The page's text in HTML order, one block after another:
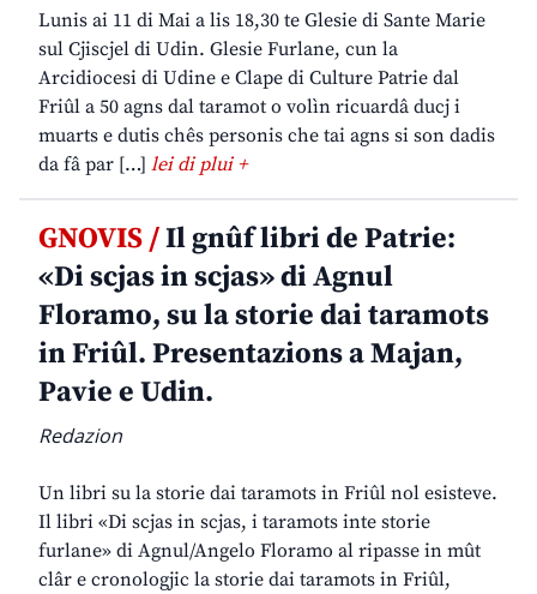
Lunis ai 11 di Mai a lis 18,30 te Glesie di Sante Marie
sul Cjiscjel di Udin. Glesie Furlane, cun la
Arcidiocesi di Udine e Clape di Culture Patrie dal
Friûl a 50 agns dal taramot o volìn ricuardâ ducj i
muarts e dutis chês personis che tai agns si son dadis
da fâ par […] lei di plui +
GNOVIS /Il gnûf libri de Patrie:
«Di scjas in scjas» di Agnul
Floramo, su la storie dai taramots
in Friûl. Presentazions a Majan,
Pavie e Udin.
Redazion
Un libri su la storie dai taramots in Friûl nol esisteve.
Il libri «Di scjas in scjas, i taramots inte storie
furlane» di Agnul/Angelo Floramo al ripasse in mût
clâr e cronologjic la storie dai taramots in Friûl,